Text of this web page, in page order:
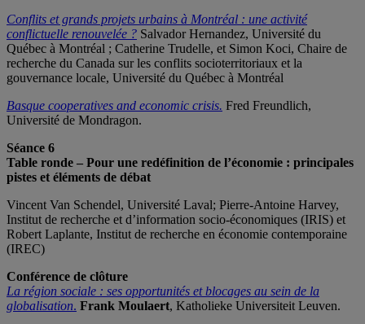
Conflits et grands projets urbains à Montréal : une activité
conflictuelle renouvelée ? Salvador Hernandez, Université du
Québec à Montréal ; Catherine Trudelle, et Simon Koci, Chaire de
recherche du Canada sur les conflits socioterritoriaux et la
gouvernance locale, Université du Québec à Montréal
Basque cooperatives and economic crisis. Fred Freundlich,
Université de Mondragon.
Séance 6
Table ronde – Pour une redéfinition de l’économie : principales
pistes et éléments de débat
Vincent Van Schendel, Université Laval; Pierre-Antoine Harvey,
Institut de recherche et d’information socio-économiques (IRIS) et
Robert Laplante, Institut de recherche en économie contemporaine
(IREC)
Conférence de clôture
La région sociale : ses opportunités et blocages au sein de la
globalisation. Frank Moulaert, Katholieke Universiteit Leuven.